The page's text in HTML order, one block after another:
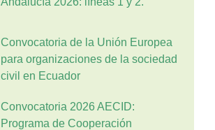
Convocatoria de la Unión Europea
para organizaciones de la sociedad
civil en Ecuador
Convocatoria 2026 AECID:
Programa de Cooperación